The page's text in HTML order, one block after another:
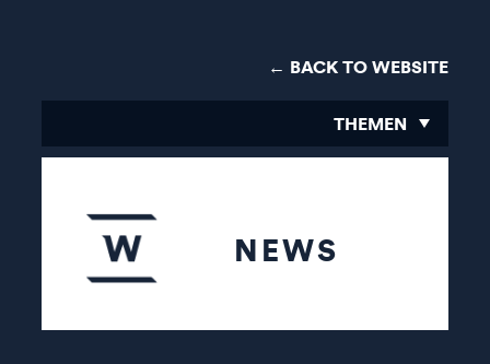
← BACK TO WEBSITE
THEMEN
NEWS